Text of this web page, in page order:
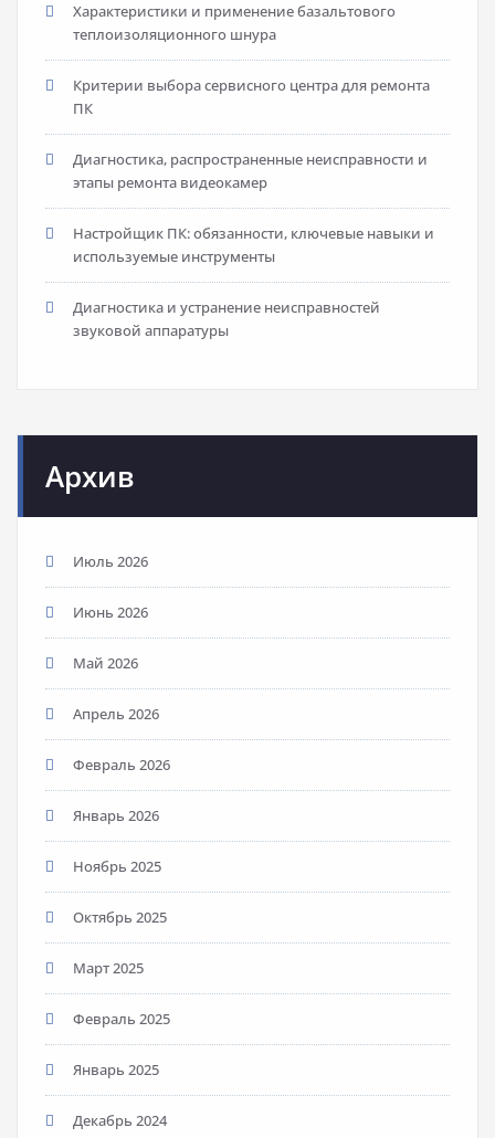
Характеристики и применение базальтового
теплоизоляционного шнура
Критерии выбора сервисного центра для ремонта
ПК
Диагностика, распространенные неисправности и
этапы ремонта видеокамер
Настройщик ПК: обязанности, ключевые навыки и
используемые инструменты
Диагностика и устранение неисправностей
звуковой аппаратуры
Архив
Июль 2026
Июнь 2026
Май 2026
Апрель 2026
Февраль 2026
Январь 2026
Ноябрь 2025
Октябрь 2025
Март 2025
Февраль 2025
Январь 2025
Декабрь 2024